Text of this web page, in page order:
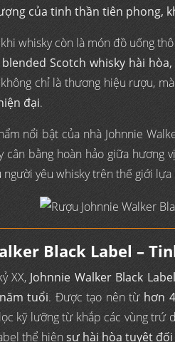
của tinh thần tiên phong,
whisky còn là món đồ uống
Scotch whisky hài
chỉ là thương hiệu rượu,
đại.
nổi bật của nhà Johnnie
cân bằng hoàn hảo giữa
yêu whisky trên thế giới lựa
Black Label –
XX, Johnnie Walker Black Label
tuổi. Được tạo nên từ hơn
kỹ lưỡng từ khắp các vùng trứ
thể hiệnsự hài hòa tuyệt đối